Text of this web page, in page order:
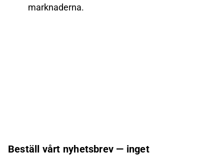
marknaderna.
Beställ vårt nyhetsbrev — inget